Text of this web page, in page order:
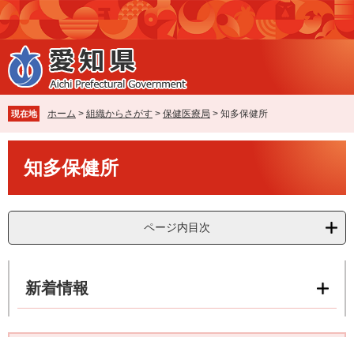
ペ
ー
ジ
の
先
で
す
。
メ
ニ
ュ
ー
を
ば
し
て
現在地 ホーム > 組織からさがす > 保健医療局 > 知多保健所
知多保健所
ページ内目次
新着情報